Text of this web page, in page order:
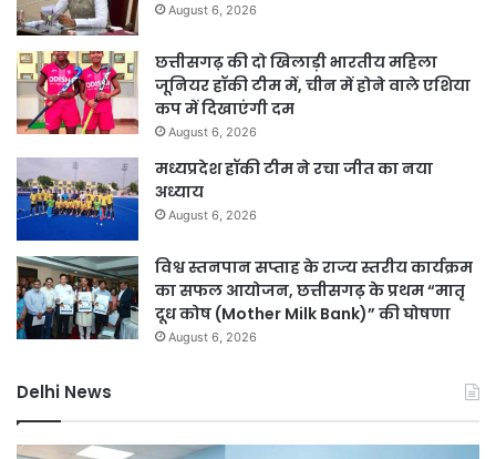
August 6, 2026
छत्तीसगढ़ की दो खिलाड़ी भारतीय महिला
जूनियर हॉकी टीम में, चीन में होने वाले एशिया
कप में दिखाएंगी दम
August 6, 2026
मध्यप्रदेश हॉकी टीम ने रचा जीत का नया
अध्याय
August 6, 2026
विश्व स्तनपान सप्ताह के राज्य स्तरीय कार्यक्रम
का सफल आयोजन, छत्तीसगढ़ के प्रथम “मातृ
दूध कोष (Mother Milk Bank)” की घोषणा
August 6, 2026
Delhi News
दिल्ली